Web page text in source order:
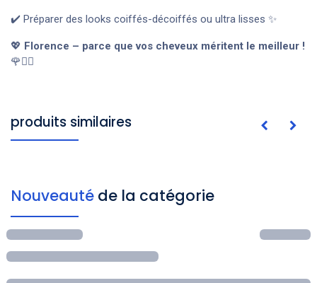
✔️ Préparer des looks coiffés-décoiffés ou ultra lisses ✨
💖 Florence – parce que vos cheveux méritent le meilleur !
🌹💆‍♀️
produits similaires
Nouveauté de la catégorie